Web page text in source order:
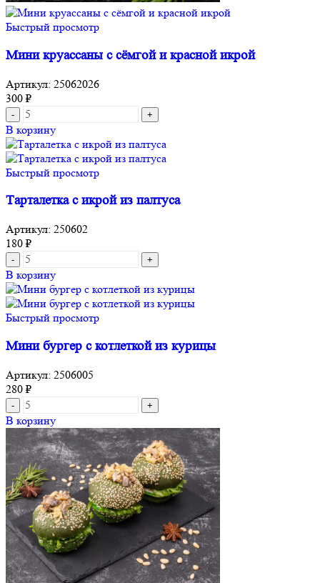
Быстрый просмотр
Мини круассаны с сёмгой и красной икрой
Артикул: 25062026
300 ₽
В корзину
Быстрый просмотр
Тарталетка с икрой из палтуса
Артикул: 250602
180 ₽
В корзину
Быстрый просмотр
Мини бургер с котлеткой из курицы
Артикул: 2506005
280 ₽
В корзину